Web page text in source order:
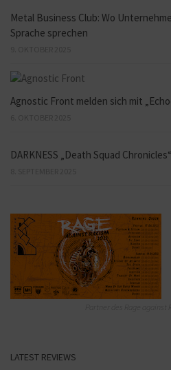
Metal Business Club: Wo
Sprache sprechen
Agnostic Front melden sich mit
DARKNESS „Death Squad
LATEST REVIEWS